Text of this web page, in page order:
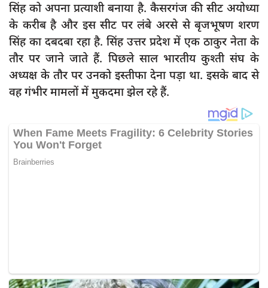
सिंह को अपना प्रत्याशी बनाया है. कैसरगंज की सीट अयोध्या
के करीब है और इस सीट पर लंबे अरसे से बृजभूषण शरण
सिंह का दबदबा रहा है. सिंह उत्तर प्रदेश में एक ठाकुर नेता के
तौर पर जाने जाते हैं. पिछले साल भारतीय कुश्ती संघ के
अध्यक्ष के तौर पर उनको इस्तीफा देना पड़ा था. इसके बाद से
वह गंभीर मामलों में मुकदमा झेल रहे हैं.